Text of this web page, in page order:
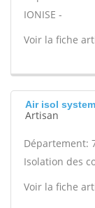
IONISE -
Voir la fiche
Air isol
Artisan
Département:
Isolation des
Voir la fiche